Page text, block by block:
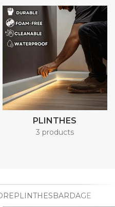
PLINTHES
3 products
PLINTHESBARDAGE